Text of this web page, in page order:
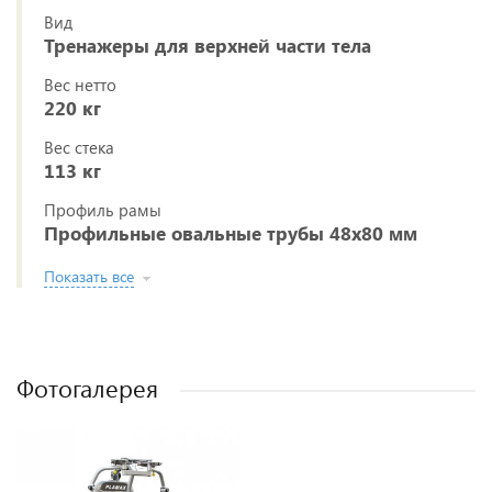
Вид
Тренажеры для верхней части тела
Вес нетто
220 кг
Вес стека
113 кг
Профиль рамы
Профильные овальные трубы 48х80 мм
Показать все
Фотогалерея